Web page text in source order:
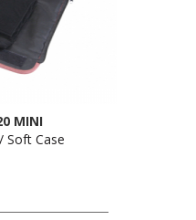
MINI
Soft Case